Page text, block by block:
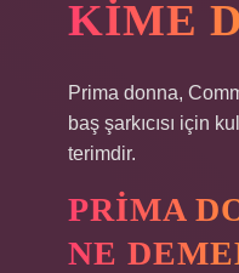
KIME
Prima donna,
baş şarkıcısı için
terimdir.
PRIMA
NE